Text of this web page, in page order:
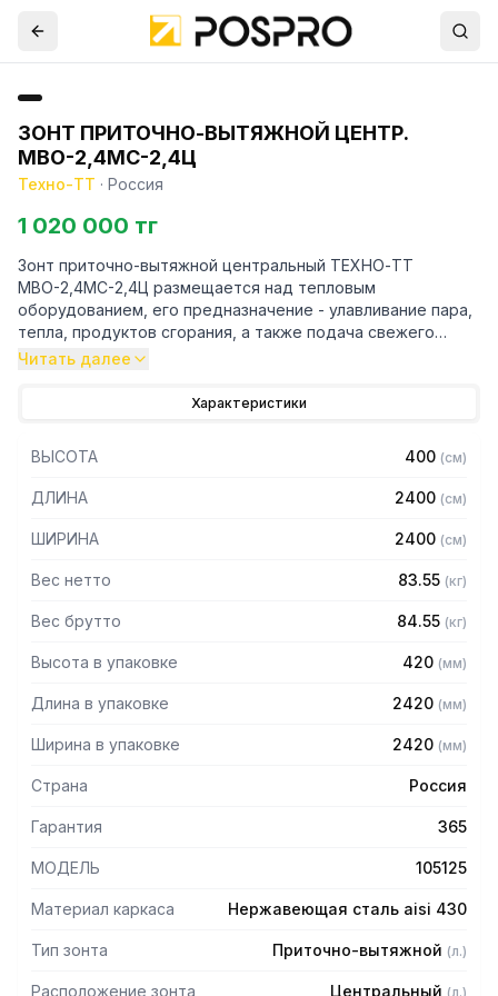
ЗОНТ ПРИТОЧНО-ВЫТЯЖНОЙ ЦЕНТР.
МВО-2,4МС-2,4Ц
Техно-ТТ · Россия
1 020 000 тг
Зонт приточно-вытяжной центральный ТЕХНО-ТТ
МВО-2,4МС-2,4Ц размещается над тепловым
оборудованием, его предназначение - улавливание пара,
тепла, продуктов сгорания, а также подача свежего
воздуха, что благоприятно сказывается на микроклимате
предметах мебели и кухонной утвари. Поэтому это
оборудование формирует микроклимат в помещении и
защищает сотрудников горячего цеха.
— Бескаркасный
0,8мм
— Поставляется в собранном виде
Читать далее
Характеристики
ВЫСОТА 400 (см)
ДЛИНА 2400 (см)
ШИРИНА 2400 (см)
Вес нетто 83.55 (кг)
Вес брутто 84.55 (кг)
Высота в упаковке 420 (мм)
Длина в упаковке 2420 (мм)
Ширина в упаковке 2420 (мм)
Страна Россия
Гарантия 365
МОДЕЛЬ 105125
Материал каркаса Нержавеющая сталь aisi 430
Тип зонта Приточно-вытяжной (л.)
Расположение зонта Центральный (л.)